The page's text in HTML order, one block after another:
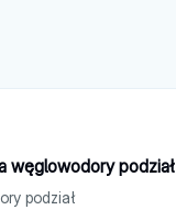
węglowodory podział
podział